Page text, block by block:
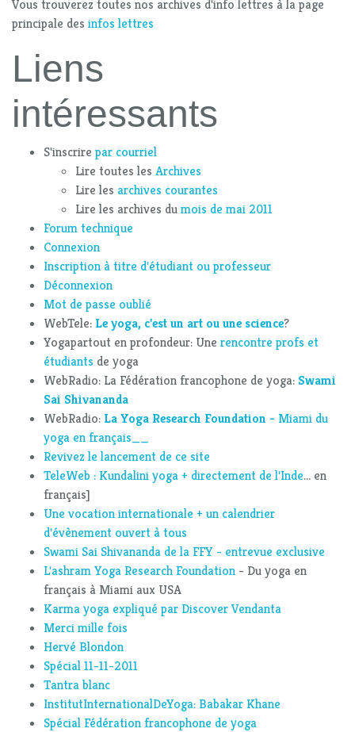
Vous trouverez toutes nos archives d'info lettres à la page
principale des infos lettres
Liens
intéressants
S'inscrire par courriel
Lire toutes les Archives
Lire les archives courantes
Lire les archives dumois de mai 2011
Forum technique
Connexion
Inscription à titre d'étudiant ou professeur
Déconnexion
Mot de passe oublié
WebTele: Le yoga, c'est un art ou une science?
Yogapartout en profondeur: Une rencontre profs et
étudiants de yoga
WebRadio: La Fédération francophone de yoga: Swami
Sai Shivananda
WebRadio: La Yoga Research Foundation - Miami du
yoga en français__
Revivez le lancement de ce site
TeleWeb : Kundalini yoga + directement de l'Inde... en
français]
Une vocation internationale + un calendrier
d'évènement ouvert à tous
Swami Sai Shivananda de la FFY - entrevue exclusive
L'ashram Yoga Research Foundation - Du yoga en
français à Miami aux USA
Karma yoga expliqué par Discover Vendanta
Merci mille fois
Hervé Blondon
Spécial 11-11-2011
Tantra blanc
InstitutInternationalDeYoga: Babakar Khane
Spécial Fédération francophone de yoga